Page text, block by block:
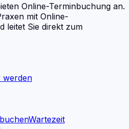
Online-Terminbuchung an.
mit Online-
leitet Sie direkt zum
werden
Wartezeit